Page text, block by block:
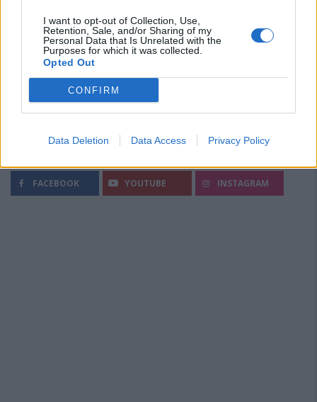
I want to opt-out of Collection, Use,
Retention, Sale, and/or Sharing of my
Personal Data that Is Unrelated with the
Purposes for which it was collected.
Opted Out
CONFIRM
Data Deletion Data Access Privacy Policy
FACEBOOK YOUTUBE INSTAGRAM